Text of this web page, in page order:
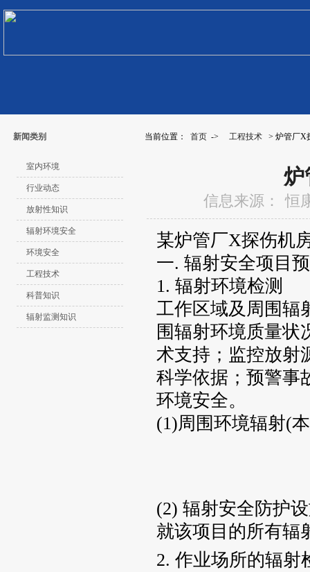
新闻类别 当前位置： 首页 -> 工程技术 > 炉管厂X
室内环境
行业动态
放射性知识
辐射环境安全
环境安全
工程技术
科普知识
辐射监测知识
炉
信息来源： 恒
某炉管厂X探伤机
一. 辐射安全项目
1. 辐射环境检测
工作区域及周围辐
围辐射环境质量状
术支持；监控放射
科学依据；预警事
环境安全。
(1)周围环境辐射(
(2) 辐射安全防护
就该项目的所有辐
2. 作业场所的辐射